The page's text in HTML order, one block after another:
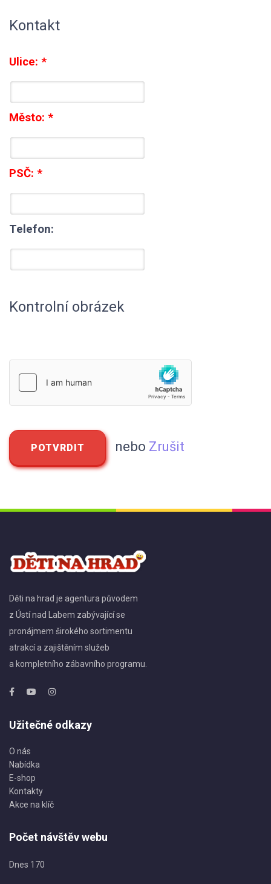
Kontakt
Ulice: *
Město: *
PSČ: *
Telefon:
Kontrolní obrázek
POTVRDIT nebo Zrušit
Děti na hrad je agentura původem
z Ústí nad Labem zabývající se
pronájmem širokého sortimentu
atrakcí a zajištěním služeb
a kompletního zábavního programu.
Užitečné odkazy
O nás
Nabídka
E-shop
Kontakty
Akce na klíč
Počet návštěv webu
Dnes 170